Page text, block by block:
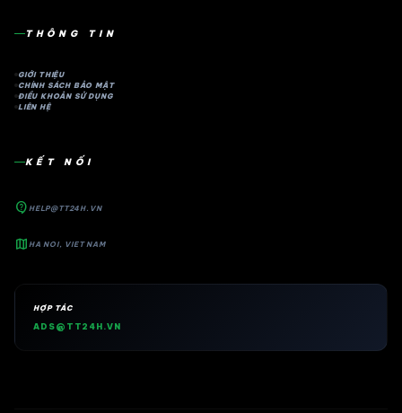
THÔNG TIN
GIỚI THIỆU
CHÍNH SÁCH BẢO MẬT
ĐIỀU KHOẢN SỬ DỤNG
LIÊN HỆ
KẾT NỐI
contact_support HELP@TT24H.VN
map HA NOI, VIET NAM
HỢP TÁC
ADS@TT24H.VN